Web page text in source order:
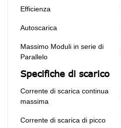
Efficienza
Autoscarica
Massimo Moduli in serie di
Parallelo
Specifiche di scarico
Corrente di scarica continua
massima
Corrente di scarica di picco